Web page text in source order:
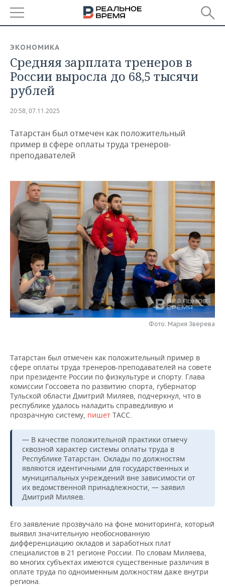
БАШКОРТОСТАН
ТАТАРСТАН
НОВОСТИ
АНАЛИТИКА
ДЕКЛАРАЦИИ О ДОХОДАХ
КОРОЛИ ГОСЗАКАЗА ПФО
КОМУ ПРИНАДЛЕЖАТ
ТОРГОВЫЕ ЦЕНТРЫ
ТАТАРСТАНА
НОВОСТИ ЭКОНОМИКИ
ФИНАНСЫ
БЮДЖЕТ
ИНВЕСТИЦИИ
ПРОМЫШЛЕННОСТЬ
НОВОСТИ
ПРОМЫШЛЕННОСТИ
АГРОПРОМ
МАШИНОСТРОЕНИЕ
НЕФТЕХИМИЯ
НЕФТЬ
ОПК
ЭНЕРГЕТИКА
НЕДВИЖИМОСТЬ
НОВОСТИ АВТО
БИЗНЕС
НОВОСТИ БИЗНЕСА
РОЗНИЧНАЯ ТОРГОВЛЯ
ТРАНСПОРТ
УСЛУГИ
ТЕХНОЛОГИИ
НОВОСТИ ТЕХНОЛОГИЙ
IT
МЕДИА
ТЕЛЕКОММУНИКАЦИИ
МЕРОПРИЯТИЯ
НОВОСТИ МЕРОПРИЯТИЙ
ВЫЕЗДНАЯ РЕДАКЦИЯ
БИЗНЕС-БРАНЧИ
ОТКРЫТАЯ ЛЕКЦИЯ
СПОРТ
НОВОСТИ СПОРТА
ФУТБОЛ
БАСКЕТБОЛ
ВОЛЕЙБОЛ
КИБЕРСПОРТ
ФИГУРНОЕ КАТАНИЕ
ВОДНЫЕ ВИДЫ СПОРТА
ХОККЕЙ С МЯЧОМ
ОБЩЕСТВО
НОВОСТИ ОБЩЕСТВА
ИНФРАСТРУКТУРА
ИСТОРИЯ
КУЛЬТУРА
МЕДИЦИНА
ОБРАЗОВАНИЕ
ПРОИСШЕСТВИЯ
ФОТОГАЛЕРЕЯ
СПРАВОЧНИК
СПИСОК ПЕРСОН
СПИСОК КОМПАНИЙ
ПОЛНАЯ ВЕРСИЯ
ЭКОНОМИКА
Средняя зарплата тренеров в
России выросла до 68,5 тысячи
рублей
20:58, 07.11.2025
Татарстан был отмечен как положительный
пример в сфере оплаты труда тренеров-
преподавателей
Фото: Мария Зверева
Татарстан был отмечен как положительный пример в
сфере оплаты труда тренеров-преподавателей на совете
при президенте России по физкультуре и спорту. Глава
комиссии Госсовета по развитию спорта, губернатор
Тульской области Дмитрий Миляев, подчеркнул, что в
республике удалось наладить справедливую и
прозрачную систему, пишет ТАСС.
— В качестве положительной практики отмечу
сквозной характер системы оплаты труда в
Республике Татарстан. Оклады по должностям
являются идентичными для государственных и
муниципальных учреждений вне зависимости от
их ведомственной принадлежности, — заявил
Дмитрий Миляев.
Его заявление прозвучало на фоне мониторинга, который
выявил значительную необоснованную
дифференциацию окладов и заработных плат
специалистов в 21 регионе России. По словам Миляева,
во многих субъектах имеются существенные различия в
оплате труда по одноименным должностям даже внутри
региона.